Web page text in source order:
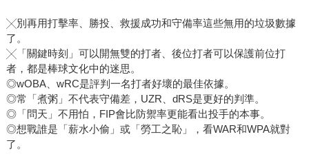
們的好朋友，知名棒球Podcast節目《Hito大聯盟》主持人、
緯來體育主播Jacky李秉昇。我認為這本書中文版的出版，對
台灣職業棒球發展是一個重要的里程碑。 書中描述的是近
年來大聯盟球隊如何建立完整的球員發展系統，透過科技與
數據去理解球員的動作與能力，一步一步進行調整與優化。
高速攝影機的運用、動作捕捉技術，以及軌跡追蹤系統的升
級，讓教練與分析師能夠看見過去肉眼難以發現的細節。
這些故事其實反映了職業棒球的世界正在從經驗導向，慢慢
╳別再用打擊率、勝投、救援成功和守備率這些無用的垃圾數據
了。
╳「關鍵時刻」可以開無雙的打者、後位打者可以保護前位打
者，都是棒球文化中的迷思。
◎wOBA、wRC是評判一名打者好壞的最佳依據。
◎常「煮粥」不代表守備差，UZR、dRS是更好的判準。
◎「問天」不用怕，FIP會比防禦率更能看出投手的本事。
◎想戰誰是「薪水小偷」或「勞工之恥」，看WAR和WPA就對
了。